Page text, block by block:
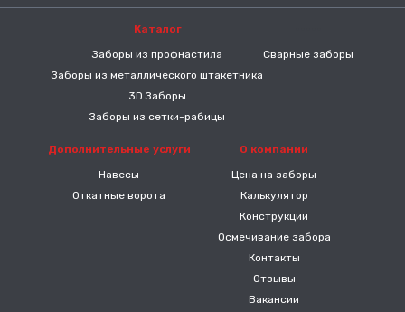
Каталог
Заборы из профнастила
Заборы из металлического штакетника
3D Заборы
Заборы из сетки-рабицы
Сварные заборы
Дополнительные услуги
Навесы
Откатные ворота
О компании
Цена на заборы
Калькулятор
Конструкции
Осмечивание забора
Контакты
Отзывы
Вакансии